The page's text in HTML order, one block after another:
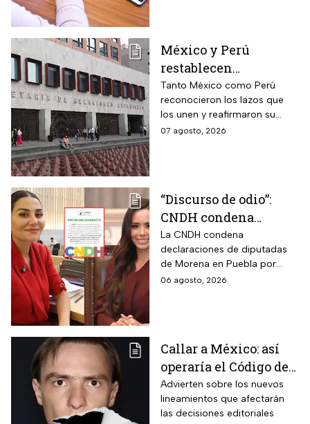
México y Perú
restablecen
relaciones
diplomáticas después
de nueve meses
Tanto México como Perú
reconocieron los lazos que
los unen y reafirmaron su
respeto al derecho
07 agosto, 2026
“Discurso de odio”:
CNDH condena
expresiones de
diputadas de Morena
contra adultos
mayores
La CNDH condena
declaraciones de diputadas
de Morena en Puebla por
expresiones edadistas hacia
06 agosto, 2026
Callar a México: así
operaría el Código de
Ética y los defensores
de audiencias
Advierten sobre los nuevos
lineamientos que afectarán
las decisiones editoriales